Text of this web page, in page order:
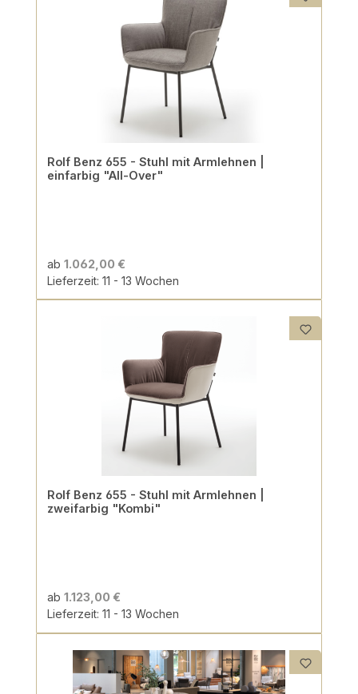
Rolf Benz 655 - Stuhl mit Armlehnen |
einfarbig "All-Over"
ab 1.062,00 €
Lieferzeit: 11 - 13 Wochen
Rolf Benz 655 - Stuhl mit Armlehnen |
zweifarbig "Kombi"
ab 1.123,00 €
Lieferzeit: 11 - 13 Wochen